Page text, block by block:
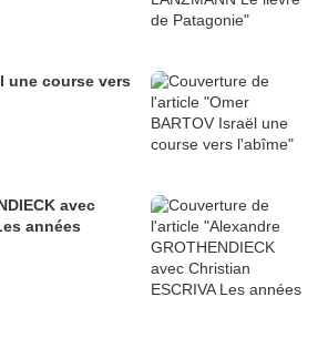
une course vers
avec
années